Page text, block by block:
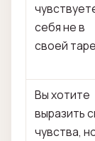
себя не в
своей
Вы хотите
выразить
чувства,